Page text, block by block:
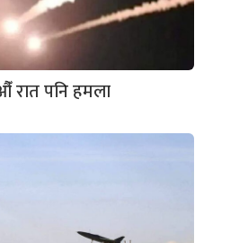
रात पनि हमला